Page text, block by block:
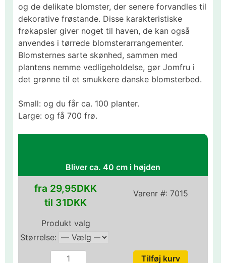
og de delikate blomster, der senere forvandles til
dekorative frøstande. Disse karakteristiske
frøkapsler giver noget til haven, de kan også
anvendes i tørrede blomsterarrangementer.
Blomsternes sarte skønhed, sammen med
plantens nemme vedligeholdelse, gør Jomfru i
det grønne til et smukkere danske blomsterbed.
Small: og du får ca. 100 planter.
Large: og få 700 frø.
Bliver ca. 40 cm i højden
Produkt valg
Størrelse:
Varenr #: 7015
fra 29,95DKK
til 31DKK